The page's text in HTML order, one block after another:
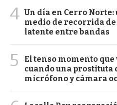
4 Un día en Cerro
medio de recorrida de
latente entre bandas
5
El tenso momento
cuando una prostituta
micrófono y cámara